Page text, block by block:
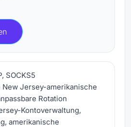
SOCKS5
New Jersey-amerikanische
Rotation
Kontoverwaltung,
amerikanische